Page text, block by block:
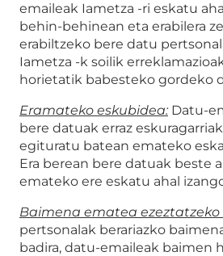
emaileak Iametza -ri eskatu
behin-behinean eta erabilera
erabiltzeko bere datu
Iametza -k soilik
horietatik babesteko gordeko
Eramateko eskubidea:Datu-
bere datuak erraz
egituratu batean emateko
Era berean bere datuak beste
emateko ere eskatu ahal
Baimena ematea ezeztatzeko
pertsonalak berariazko
badira, datu-emaileak baimen